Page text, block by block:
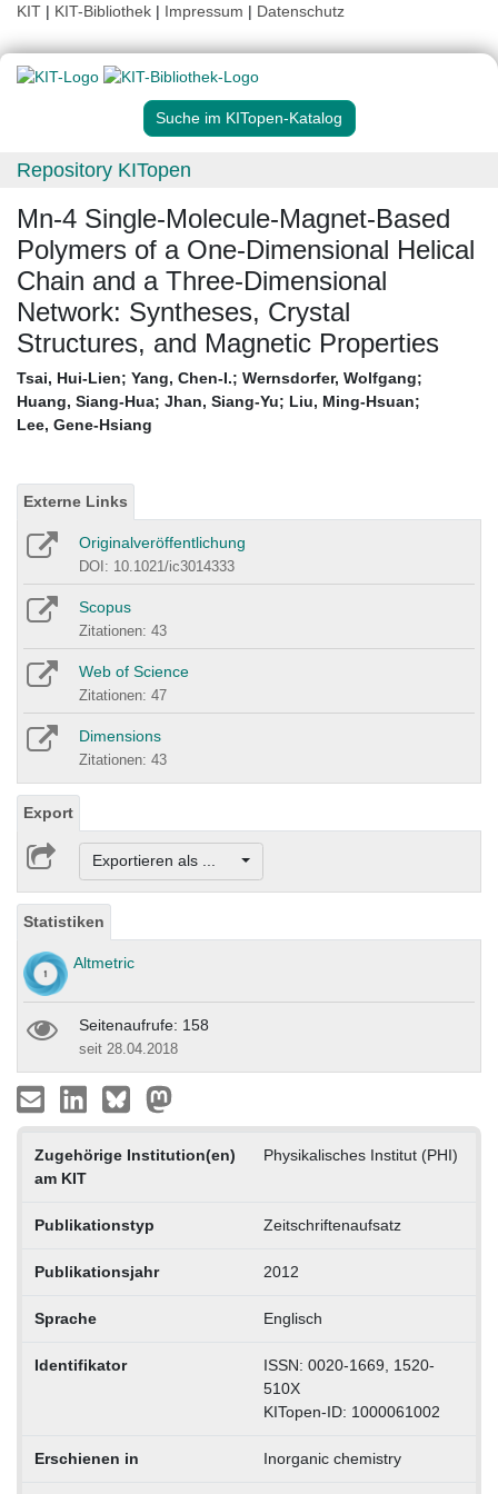
KIT | KIT-Bibliothek | Impressum | Datenschutz
Suche im KITopen-Katalog
Repository KITopen
Mn-4 Single-Molecule-Magnet-Based
Polymers of a One-Dimensional Helical
Chain and a Three-Dimensional
Network: Syntheses, Crystal
Structures, and Magnetic Properties
Tsai, Hui-Lien; Yang, Chen-I.; Wernsdorfer, Wolfgang;
Huang, Siang-Hua; Jhan, Siang-Yu; Liu, Ming-Hsuan;
Lee, Gene-Hsiang
Externe Links
Originalveröffentlichung
DOI: 10.1021/ic3014333
Scopus
Zitationen: 43
Web of Science
Zitationen: 47
Dimensions
Zitationen: 43
Export
Exportieren als ...
Statistiken
Altmetric
Seitenaufrufe: 158
seit 28.04.2018
Zugehörige Institution(en)
am KIT
Physikalisches Institut (PHI)
Publikationstyp Zeitschriftenaufsatz
Publikationsjahr 2012
Sprache Englisch
Identifikator
ISSN: 0020-1669, 1520-
510X
KITopen-ID: 1000061002
Erschienen in Inorganic chemistry